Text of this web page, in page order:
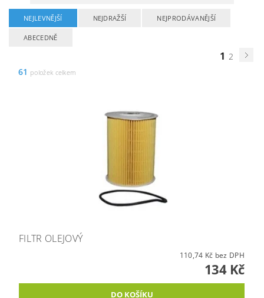
NEJLEVNĚJŠÍ NEJDRAŽŠÍ NEJPRODÁVANĚJŠÍ
ABECEDNĚ
1 2
61 položek celkem
FILTR OLEJOVÝ
110,74 Kč bez DPH
134 Kč